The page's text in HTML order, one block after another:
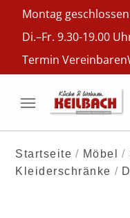
Montag
Di.–Fr. 9.30-19.00
Termin Vereinbaren
Startseite Möbel
Kleiderschränke